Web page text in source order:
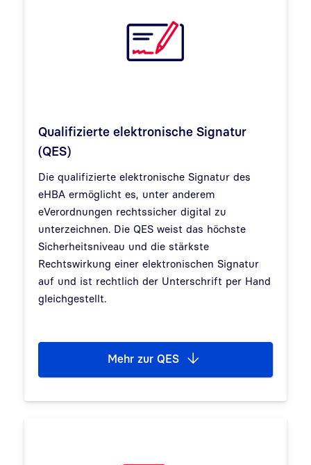
Qualifizierte elektronische Signatur
(QES)
Die qualifizierte elektronische Signatur des
eHBA ermöglicht es, unter anderem
eVerordnungen rechtssicher digital zu
unterzeichnen. Die QES weist das höchste
Sicherheitsniveau und die stärkste
Rechtswirkung einer elektronischen Signatur
auf und ist rechtlich der Unterschrift per Hand
gleichgestellt.
Mehr zur QES